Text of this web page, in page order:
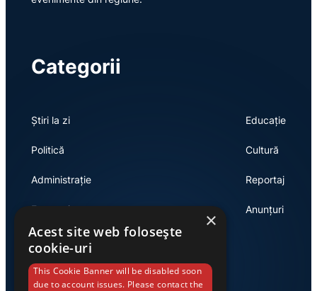
Categorii
Știri la zi
Politică
Administrație
Economie
Educație
Cultură
Reportaj
Anunțuri
Link-uri utile
×
Acest site web folosește
cookie-uri
This Cookie Banner will be disabled soon
due to account issues. Please contact the